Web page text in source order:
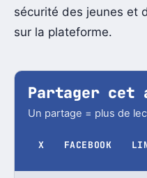
sécurité des jeunes et
sur la plateforme.
Partager
Un partage = plus de
X FACEBOOK